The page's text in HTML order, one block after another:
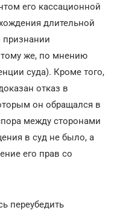
его кассационной
длительной
признании
тому же, по мнению
суда). Кроме того,
отказ в
он обращался в
между сторонами
в суд не было, а
его прав со
переубедить